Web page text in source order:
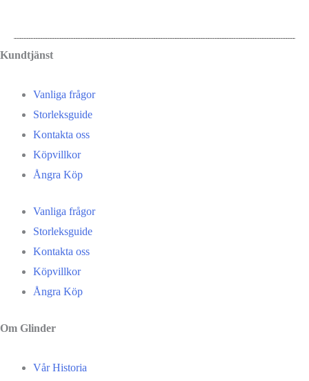
Kundtjänst
Vanliga frågor
Storleksguide
Kontakta oss
Köpvillkor
Ångra Köp
Vanliga frågor
Storleksguide
Kontakta oss
Köpvillkor
Ångra Köp
Om Glinder
Vår Historia